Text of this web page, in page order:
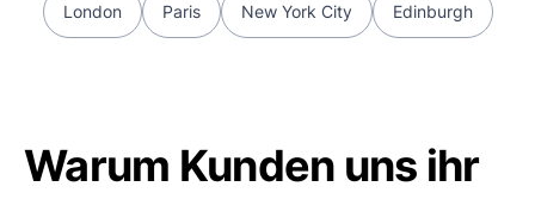
London Paris New York City Edinburgh
Warum Kunden uns ihr